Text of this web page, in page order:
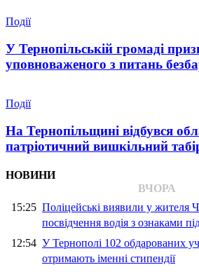
Події
У Тернопільській громаді
уповноваженого з питань
Події
На Тернопільщині відбувся
патріотичний вишкільний
НОВИНИ
ВЧОРА
15:25 Поліцейські виявили у жителя
посвідчення водія з ознаками
12:54 У Тернополі 102 обдарованих
отримають іменні стипендії